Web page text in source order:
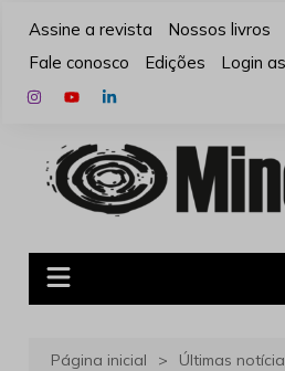
para
conteúdo
Assine a revista Nossos livros
Fale conosco
Edições Login
Página inicial
Últimas